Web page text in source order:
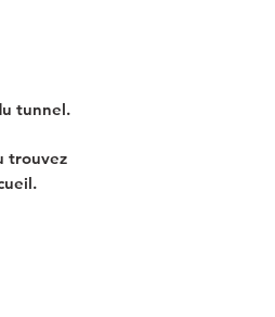
tunnel.
trouvez